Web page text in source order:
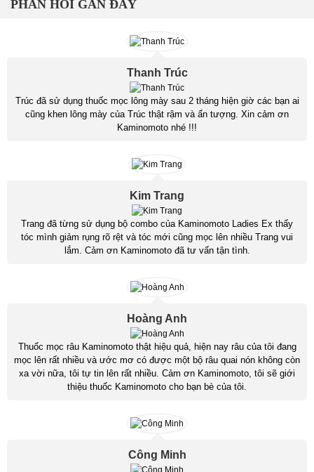
PHẢN HỒI GẦN ĐÂY
Thanh Trúc
Trúc đã sử dụng thuốc mọc lông mày sau 2 tháng hiện giờ các bạn ai
cũng khen lông mày của Trúc thật rậm và ấn tượng. Xin cảm ơn
Kaminomoto nhé !!!
Kim Trang
Trang đã từng sử dụng bộ combo của Kaminomoto Ladies Ex thấy
tóc mình giảm rụng rõ rệt và tóc mới cũng mọc lên nhiều Trang vui
lắm. Cảm ơn Kaminomoto đã tư vấn tận tình.
Hoàng Anh
Thuốc mọc râu Kaminomoto thật hiệu quả, hiện nay râu của tôi đang
mọc lên rất nhiều và ước mơ có được một bộ râu quai nón không còn
xa vời nữa, tôi tự tin lên rất nhiều. Cảm ơn Kaminomoto, tôi sẽ giới
thiệu thuốc Kaminomoto cho bạn bè của tôi.
Công Minh